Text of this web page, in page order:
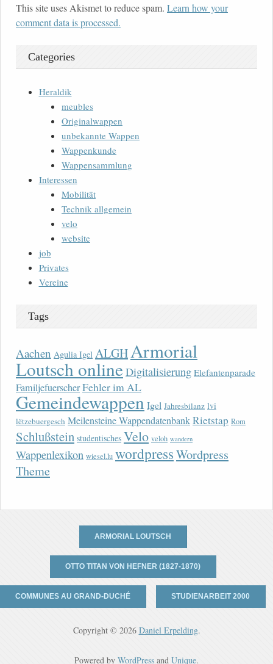
This site uses Akismet to reduce spam. Learn how your
comment data is processed.
Categories
Heraldik
meubles
Originalwappen
unbekannte Wappen
Wappenkunde
Wappensammlung
Interessen
Mobilität
Technik allgemein
velo
website
job
Privates
Vereine
Tags
Aachen Agulia Igel ALGH Armorial
Loutsch onlineDigitalisierung Elefantenparade
FamiljefuerscherFehler im AL
Gemeindewappen Igel Jahresbilanz lvi
lëtzebuergesch Meilensteine WappendatenbankRietstap Rom
Schlußstein studentisches Velo veloh wandern
Wappenlexikon wiesel.lu wordpressWordpress
Theme
ARMORIAL LOUTSCH
OTTO TITAN VON HEFNER (1827-1870)
COMMUNES AU GRAND-DUCHÉ STUDIENARBEIT 2000
Copyright © 2026 Daniel Erpelding.
Powered by WordPress and Unique.